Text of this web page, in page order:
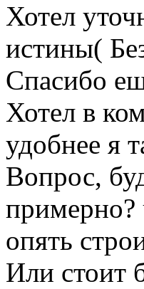
Хотел
истины(
Спасибо
Хотел в
удобнее я
Вопрос,
примерно?
опять
Или стоит